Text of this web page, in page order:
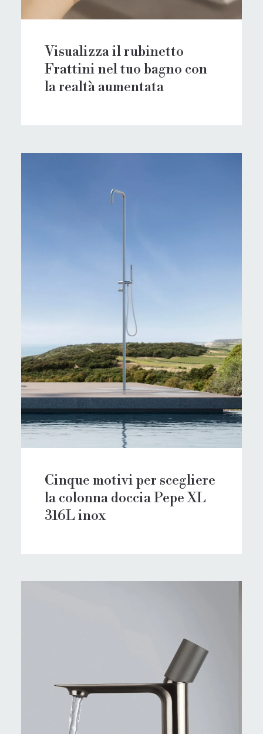
Visualizza il rubinetto
Frattini nel tuo bagno con
la realtà aumentata
Cinque motivi per scegliere
la colonna doccia Pepe XL
316L inox